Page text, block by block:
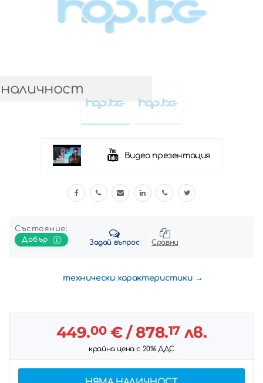
Видео презентация
Състояние:
Добър
Задай въпрос Сравни
технически характеристики
449.00€/ 878.17лв.
крайна цена с 20% ДДС